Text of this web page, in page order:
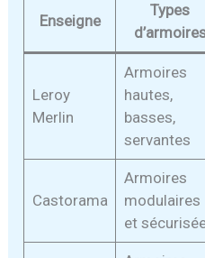
Enseigne
Types
Leroy
Merlin
Armoires
hautes,
basses,
servantes
Castorama
Armoires
modulaires
et